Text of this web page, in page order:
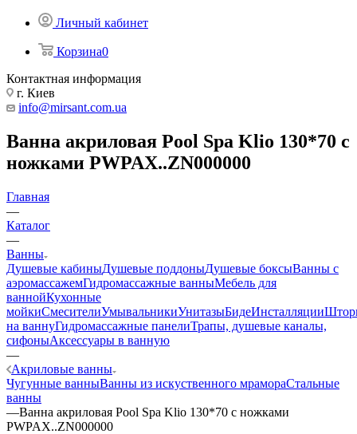
Личный кабинет
Корзина0
Контактная информация
г. Киев
info@mirsant.com.ua
Ванна акриловая Pool Spa Klio 130*70 с
ножками PWPAX..ZN000000
Главная
—
Каталог
—
Ванны
Душевые кабиныДушевые поддоныДушевые боксыВанны с
аэромассажемГидромассажные ванныМебель для
ваннойКухонные
мойкиСмесителиУмывальникиУнитазыБидеИнсталляции
на ваннуГидромассажные панелиТрапы, душевые каналы,
сифоныАксессуары в ванную
—
Акриловые ванны
Чугунные ванныВанны из искуственного мрамораСтальные
ванны
—Ванна акриловая Pool Spa Klio 130*70 с ножками
PWPAX..ZN000000